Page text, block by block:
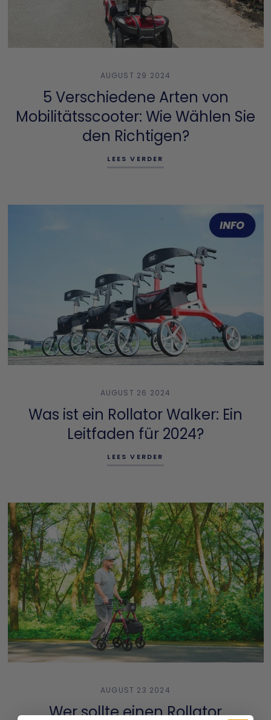
AUGUST 29 2024
5 Verschiedene Arten von
Mobilitätsscooter: Wie Wählen Sie
den Richtigen?
LEES VERDER
AUGUST 26 2024
Was ist ein Rollator Walker: Ein
Leitfaden für 2024?
LEES VERDER
AUGUST 23 2024
Wer sollte einen Rollator